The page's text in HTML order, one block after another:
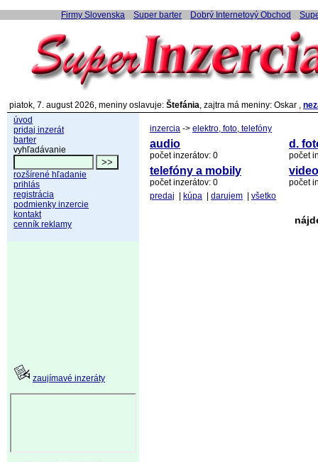
Firmy Slovenska Super barter Dobrý Internetový Obchod
piatok, 7. august 2026, meniny oslavuje: Štefánia, zajtra má meniny: Oskar ,
úvod
pridaj inzerát
barter
vyhľadávanie
rozšírené hľadanie
prihlás
registrácia
podmienky inzercie
kontakt
cenník reklamy
zaujímavé inzeráty
inzercia -> elektro, foto, telefóny
audio
počet inzerátov: 0
d.
počet
telefóny a mobily
počet inzerátov: 0
počet
predaj
kúpa darujem všetko